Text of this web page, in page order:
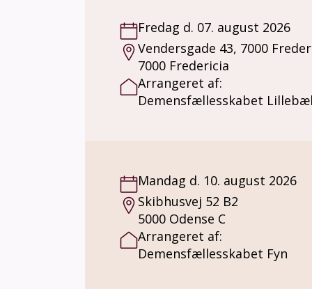
Fredag d. 07. august 2026
Vendersgade 43, 7000
7000 Fredericia
Arrangeret af:
Demensfællesskabet
Mandag d. 10. august 2026
Skibhusvej 52 B2
5000 Odense C
Arrangeret af:
Demensfællesskabet Fyn